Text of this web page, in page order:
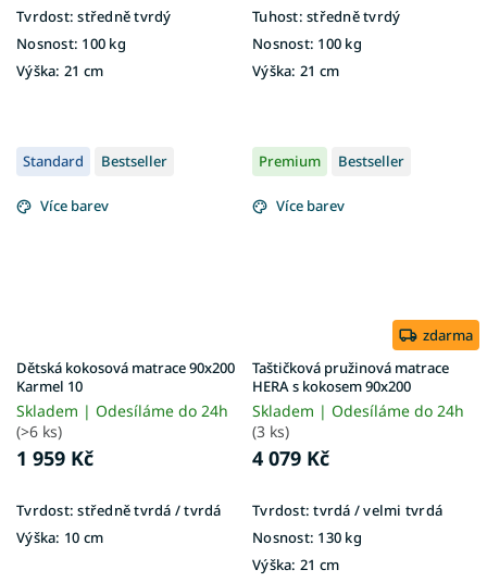
Tvrdost: středně tvrdý
Nosnost: 100 kg
Výška: 21 cm
Tuhost: středně tvrdý
Nosnost: 100 kg
Výška: 21 cm
Standard Bestseller
Více barev
Dětská kokosová matrace 90x200
Karmel 10
Skladem | Odesíláme do 24h
(>6 ks)
1 959 Kč
Tvrdost: středně tvrdá / tvrdá
Výška: 10 cm
Premium Bestseller
Více barev
zdarma
Taštičková pružinová matrace
HERA s kokosem 90x200
Skladem | Odesíláme do 24h
(3 ks)
4 079 Kč
Tvrdost:tvrdá / velmi tvrdá
Nosnost: 130 kg
Výška: 21 cm